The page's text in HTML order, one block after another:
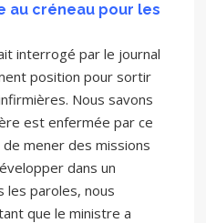
au créneau pour les
interrogé par le journal
position pour sortir
Nous savons
est enfermée par ce
mener des missions
dans un
les paroles, nous
que le ministre a